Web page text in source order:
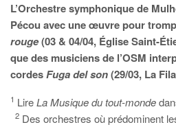
L’Orchestre symphonique de
Pécou avec une œuvre pour
rouge(03 & 04/04, Église Saint-
que des musiciens de l’OSM
cordesFuga del son(29/03, La
1 LireLa Musique du tout-monde
2 Des orchestres où prédominent